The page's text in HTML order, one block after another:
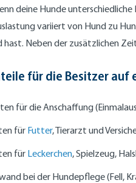
deine Hunde
variiert von Hund zu
Neben der zusätzlichen
für die Besitzer auf
für die Anschaffung
für Futter, Tierarzt und
für Leckerchen, Spielzeug,
bei der Hundepflege (Fell,